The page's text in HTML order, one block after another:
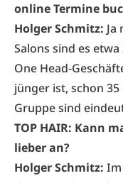
online Termine
Holger Schmitz: Ja
Salons sind es
One Head-
jünger ist, schon
Gruppe sind
TOP HAIR: Kann
lieber an?
Holger Schmitz: Im